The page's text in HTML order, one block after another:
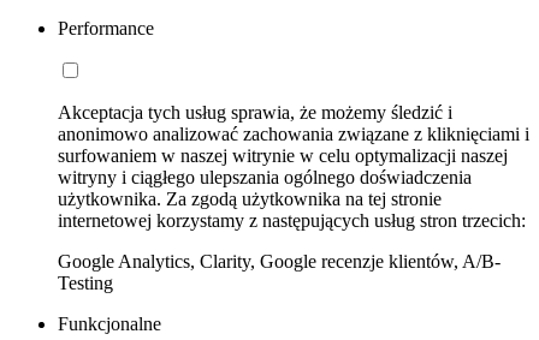
Performance
Akceptacja tych usług sprawia, że możemy śledzić i
anonimowo analizować zachowania związane z kliknięciami i
surfowaniem w naszej witrynie w celu optymalizacji naszej
witryny i ciągłego ulepszania ogólnego doświadczenia
użytkownika. Za zgodą użytkownika na tej stronie
internetowej korzystamy z następujących usług stron trzecich:
Google Analytics, Clarity, Google recenzje klientów, A/B-
Testing
Funkcjonalne